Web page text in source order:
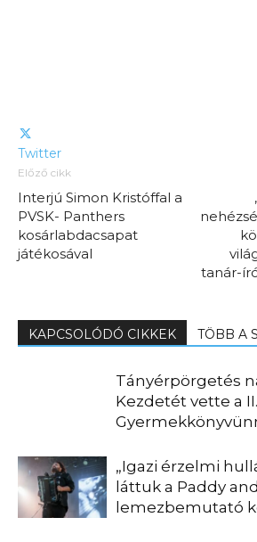
Twitter
Előző cikk
Interjú Simon Kristóffal a
PVSK- Panthers
kosárlabdacsapat
játékosával
tanár-
KAPCSOLÓDÓ CIKKEK TÖBB A
Tányérpörgetés
Kezdetét vette a
„Igazi érzelmi
láttuk a Paddy
lemezbemutató